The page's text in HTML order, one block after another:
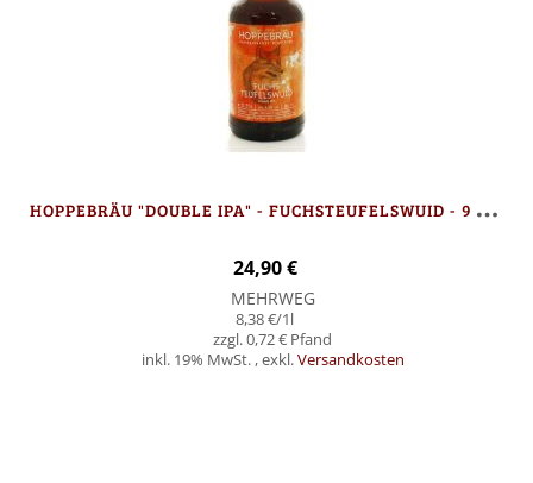
H
OPPEBRÄU "DOUBLE IPA" - FUCHSTEUFELSWUID - 9 FLASCHEN
24,90 €
MEHRWEG
8,38 €/1l
0,72 €
inkl. 19% MwSt. ,exkl.Versandkosten